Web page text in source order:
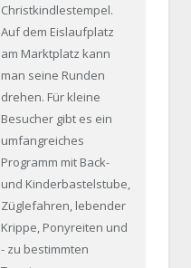
Christkindlestempel.
Auf dem Eislaufplatz
am Marktplatz kann
man seine Runden
drehen. Für kleine
Besucher gibt es ein
umfangreiches
Programm mit Back-
und Kinderbastelstube,
Züglefahren, lebender
Krippe, Ponyreiten und
- zu bestimmten